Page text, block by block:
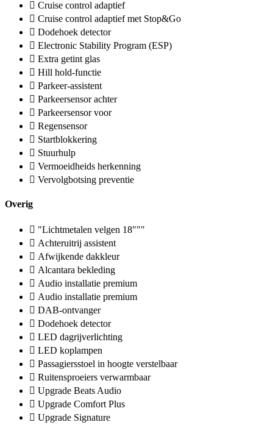
Cruise control adaptief
Cruise control adaptief met Stop&Go
Dodehoek detector
Electronic Stability Program (ESP)
Extra getint glas
Hill hold-functie
Parkeer-assistent
Parkeersensor achter
Parkeersensor voor
Regensensor
Startblokkering
Stuurhulp
Vermoeidheids herkenning
Vervolgbotsing preventie
Overig
"Lichtmetalen velgen 18"""
Achteruitrij assistent
Afwijkende dakkleur
Alcantara bekleding
Audio installatie premium
Audio installatie premium
DAB-ontvanger
Dodehoek detector
LED dagrijverlichting
LED koplampen
Passagiersstoel in hoogte verstelbaar
Ruitensproeiers verwarmbaar
Upgrade Beats Audio
Upgrade Comfort Plus
Upgrade Signature